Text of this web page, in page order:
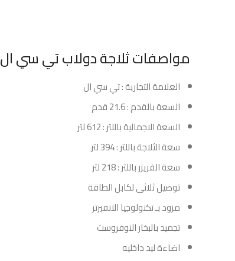
مواصفات ثلاجة دولاب تي سي ال 21.6 قدم – انفرتر – ستيل :
العلامة التجارية : تي سي ال
السعة بالقدم : 21.6 قدم
السعة الاجمالية باللتر : 612 لتر
سعة الثلاجة باللتر : 394 لتر
سعة الفريزر باللتر : 218 لتر
توصيل ثلاثى لكابل الطاقة
مزود بـ تكنولوجيا الانفيرتر
تجميد بالبخار النوفروست
اضاءة ليد داخليه